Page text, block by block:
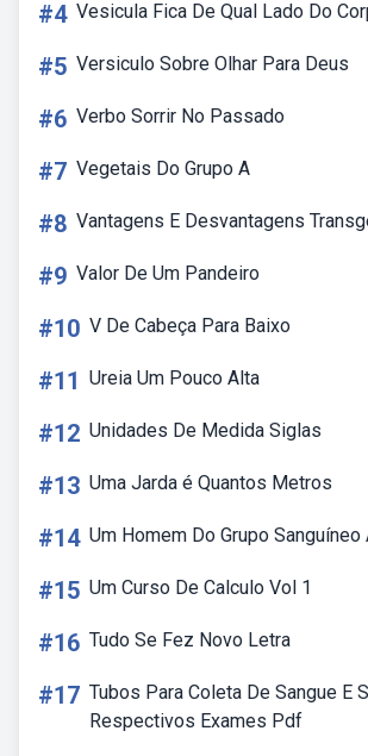
#4 Vesicula Fica De Qual Lado Do
#5 Versiculo Sobre Olhar Para Deus
#6 Verbo Sorrir No Passado
#7 Vegetais Do Grupo A
#8 Vantagens E Desvantagens
#9 Valor De Um Pandeiro
#10 V De Cabeça Para Baixo
#11 Ureia Um Pouco Alta
#12 Unidades De Medida Siglas
#13 Uma Jarda é Quantos Metros
#14 Um Homem Do Grupo Sanguíneo
#15 Um Curso De Calculo Vol 1
#16 Tudo Se Fez Novo Letra
#17 Tubos Para Coleta De Sangue E
Respectivos Exames Pdf